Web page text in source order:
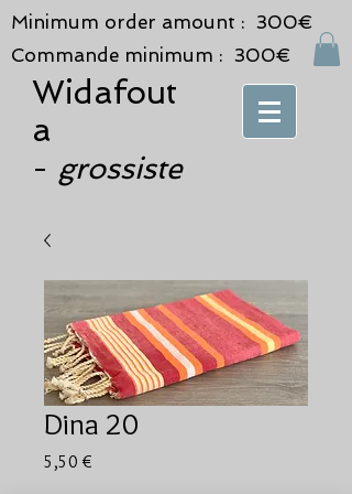
Minimum order amount : 300€
Commande minimum : 300€
Widafout
a
- grossiste
Dina 20
5,50 €